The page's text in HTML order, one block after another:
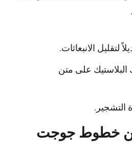
لتقليل الانبعاثات.
على متن
التشجير.
خطوط جوجت